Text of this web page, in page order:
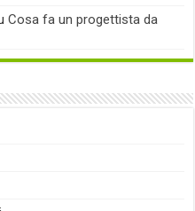
Cosa fa un progettista da